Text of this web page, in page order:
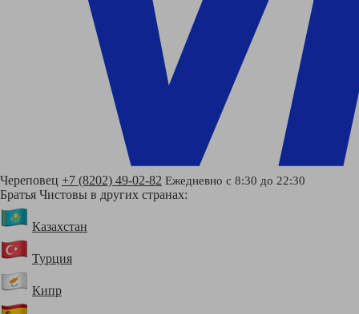
Череповец +7 (8202) 49-02-82 Ежедневно с 8:30 до 22:30
Братья Чистовы в других странах:
Казахстан
Турция
Кипр